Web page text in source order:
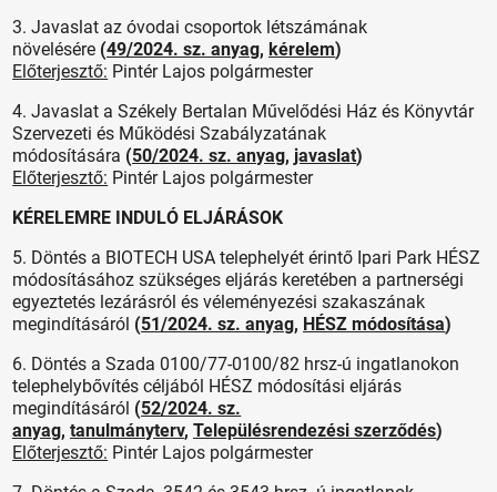
3. Javaslat az óvodai csoportok létszámának
növelésére (49/2024. sz. anyag, kérelem)
Előterjesztő: Pintér Lajos polgármester
4. Javaslat a Székely Bertalan Művelődési Ház és Könyvtár
Szervezeti és Működési Szabályzatának
módosítására (50/2024. sz. anyag, javaslat)
Előterjesztő: Pintér Lajos polgármester
KÉRELEMRE INDULÓ ELJÁRÁSOK
5. Döntés a BIOTECH USA telephelyét érintő Ipari Park HÉSZ
módosításához szükséges eljárás keretében a partnerségi
egyeztetés lezárásról és véleményezési szakaszának
megindításáról (51/2024. sz. anyag, HÉSZ módosítása)
6. Döntés a Szada 0100/77-0100/82 hrsz-ú ingatlanokon
telephelybővítés céljából HÉSZ módosítási eljárás
megindításáról (52/2024. sz.
anyag,tanulmányterv,Településrendezési szerződés)
Előterjesztő: Pintér Lajos polgármester